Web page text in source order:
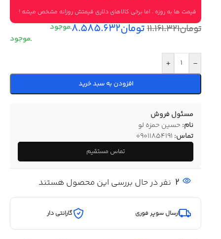
قیمت ها به روزه ، اما برخی کالاهای دلاری قیمتش روزانه مشخص میشه !
تومان۱۱.۱۶۱.۳۲۱تومان۸.۵۸۵.۶۳۲
-
+
افزودن به سبد خرید
مسئول فروش
نام: حسین حمزه لو
تماس: 09011854191
تماس مستقیم
2 نفر در حال بررسی این محصول هستند
ارسال سوپر فوری گارانتی دار